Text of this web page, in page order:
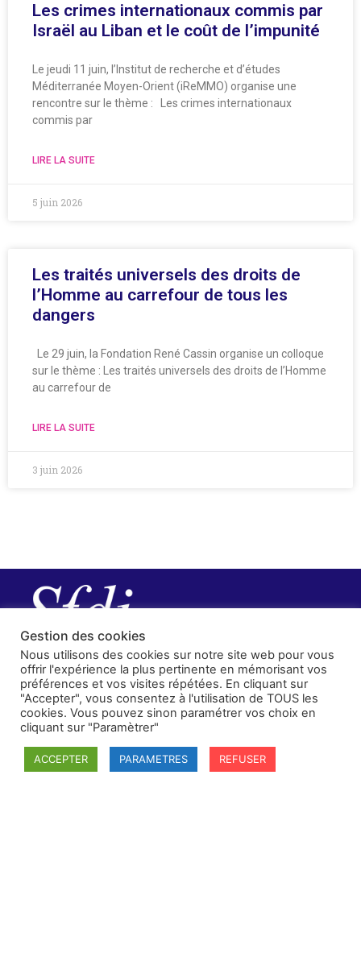
Les crimes internationaux commis par
Israël au Liban et le coût de l’impunité
Le jeudi 11 juin, l’Institut de recherche et d’études
Méditerranée Moyen-Orient (iReMMO) organise une
rencontre sur le thème : Les crimes internationaux
commis par
LIRE LA SUITE
5 juin 2026
Les traités universels des droits de
l’Homme au carrefour de tous les
dangers
Le 29 juin, la Fondation René Cassin organise un colloque
sur le thème : Les traités universels des droits de l’Homme
au carrefour de
LIRE LA SUITE
3 juin 2026
SFDI
Gestion des cookies
Nous utilisons des cookies sur notre site web pour vous
offrir l'expérience la plus pertinente en mémorisant vos
préférences et vos visites répétées. En cliquant sur
"Accepter", vous consentez à l'utilisation de TOUS les
cookies. Vous pouvez sinon paramétrer vos choix en
cliquant sur "Paramètrer"
ACCEPTER PARAMETRES REFUSER